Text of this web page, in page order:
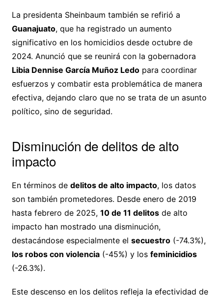
La presidenta Sheinbaum también se refirió a
Guanajuato, que ha registrado un aumento
significativo en los homicidios desde octubre de
2024. Anunció que se reunirá con la gobernadora
Libia Dennise García Muñoz Ledopara coordinar
esfuerzos y combatir esta problemática de manera
efectiva, dejando claro que no se trata de un asunto
político, sino de seguridad.
Disminución de delitos de alto
impacto
En términos de delitos de alto impacto, los datos
son también prometedores. Desde enero de 2019
hasta febrero de 2025, 10 de 11 delitosde alto
impacto han mostrado una disminución,
destacándose especialmente el secuestro(-74.3%),
los robos con violencia(-45%) y los feminicidios
(-26.3%).
Este descenso en los delitos refleja la efectividad de